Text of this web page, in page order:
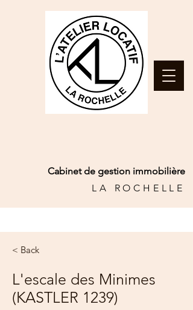
Cabinet de gestion immobilière
LA ROCHELLE
< Back
L'escale des Minimes
(KASTLER 1239)